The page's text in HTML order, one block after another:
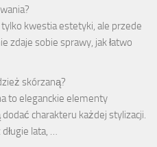
kwestia estetyki, ale przede
zdaje sobie sprawy, jak łatwo
skórzaną?
to eleganckie elementy
charakteru każdej stylizacji.
lata, …